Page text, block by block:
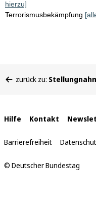
hierzu]
Terrorismusbekämpfung
befinden
zurück zu:
Interne
Links
Hilfe Kontakt
Barrierefreiheit
© Deutscher Bundestag